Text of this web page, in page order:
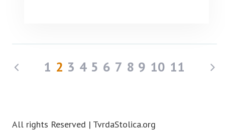
1 2 3 4 5 6 7 8 9 10 11
All rights Reserved | TvrdaStolica.org